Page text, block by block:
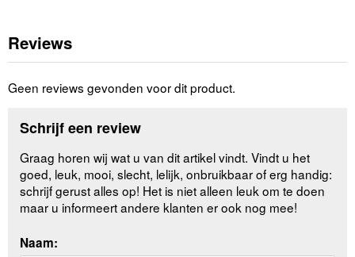
Reviews
Geen reviews gevonden voor dit product.
Schrijf een review
Graag horen wij wat u van dit artikel vindt. Vindt u het
goed, leuk, mooi, slecht, lelijk, onbruikbaar of erg handig:
schrijf gerust alles op! Het is niet alleen leuk om te doen
maar u informeert andere klanten er ook nog mee!
Naam: